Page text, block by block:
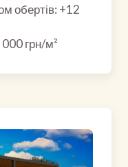
обертів: +12
грн/м²